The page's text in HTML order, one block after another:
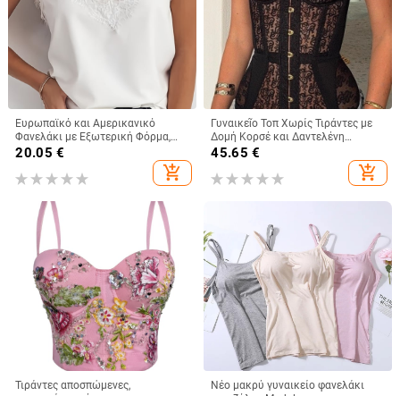
Ευρωπαϊκό και Αμερικανικό
Φανελάκι με Εξωτερική Φόρμα,
Γυναικείο Καλοκαιρινό Φανελάκι
με Βλεφαρίδες και Δαντέλα, V-
Neck, Χαλαρό Μπλούζα με Βάση
20.05 €
add_shopping_cart
Γυναικεῖο Τοπ Χωρίς Τιράντες με
Δομή Κορσέ και Δαντελένη
Επένδυση, Στενή Γραμμή,
45.65 €
add_shopping_cart
Τιράντες αποσπώμενες,
Νέο μακρύ γυναικείο φανελάκι